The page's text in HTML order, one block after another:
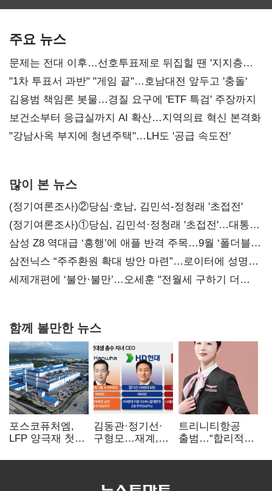
주요 뉴스
문제는 전대 이후…선호투표제로 뒤집힐 땐 '지지층
불복'
"1차 투표서 과반" "게임 끝"…호남대전 앞두고 '충돌'
김용범 책임론 봇물…경질 요구에 'ETF 특검' 주장까지
보건소부터 응급실까지 AI 확산…지역의료 혁신 본격화
"강남사옥 부지에 청년주택"…LH도 '공급 속도전'
많이 본 뉴스
(정기여론조사)②당심·호남, 김민석-정청래 '초접전'
(정기여론조사)①당심, 김민석·정청래 '초접전'…대통령
지지도 '50% 아래로'(종합)
삼성 Z8 역대급 ‘흥행’에 애플 반격 주목…9월 ‘폴더블
대전’
삼전닉스 “주주환원 확대 방안 마련”…로이터에 성명
보내
세제개편에 ‘불안·불만’…오세훈 "전월세 구하기 더
함께 볼만한 뉴스
포스코퓨처엠,
LFP 양극재 첫
ESS 시장 공략
김동관·정기선·
구형모…재계,
전성시대
트리니티항공
출범…“합리적
서비스로 승부”